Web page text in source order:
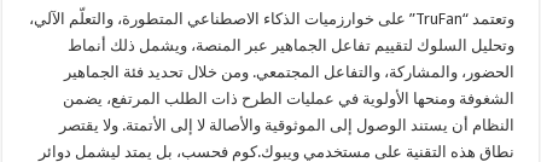
وتعتمد “TruFan” على خوارزميات الذكاء الاصطناعي المتطورة، والتعلّم الآلي،
وتحليل السلوك لتقييم تفاعل الجماهير عبر المنصة، ويشمل ذلك أنماط
الحضور، والمشاركة، والتفاعل المجتمعي. ومن خلال تحديد فئة الجماهير
الشغوفة ومنحها الأولوية في عمليات الطرح ذات الطلب المرتفع، يضمن
النظام أن يستند الوصول إلى الموثوقية والأصالة لا إلى الأتمتة. ولا يقتصر
نطاق هذه التقنية على مستخدمي ويبوك.كوم فحسب، بل يمتد ليشمل دوائر